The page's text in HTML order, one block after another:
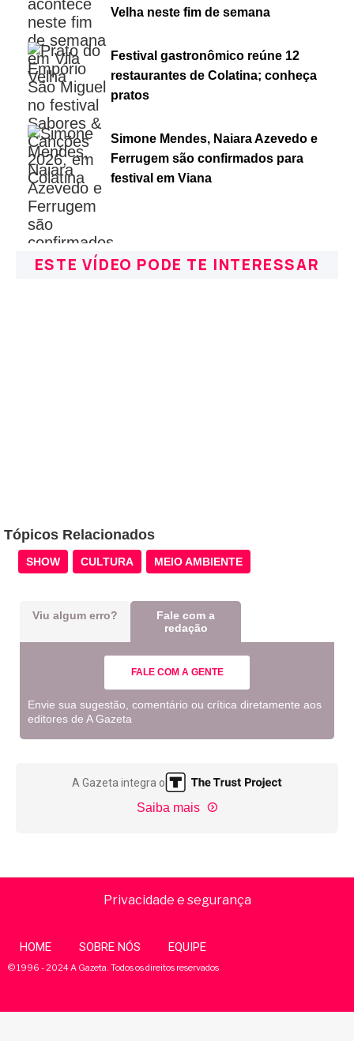
Velha neste fim de semana
Festival gastronômico reúne 12
restaurantes de Colatina; conheça
pratos
Simone Mendes, Naiara Azevedo e
Ferrugem são confirmados para
festival em Viana
ESTE VÍDEO PODE TE INTERESSAR
Tópicos Relacionados
SHOW CULTURA MEIO AMBIENTE
Viu algum erro?
Fale com a
redação
FALE COM A GENTE
Envie sua sugestão, comentário ou crítica diretamente aos
editores de A Gazeta
A Gazeta integra o
Saiba mais
Privacidade e segurança
HOME SOBRE NÓS EQUIPE
© 1996 - 2024 A Gazeta. Todos os direitos reservados